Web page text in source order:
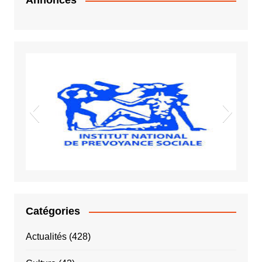
Vigiles spot
Sida VIH
Catégories
Actualités(428)